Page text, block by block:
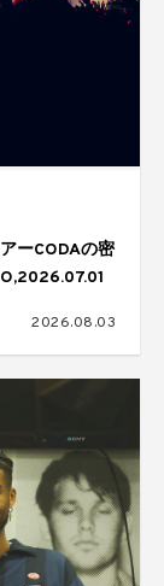
ーCODAの密
2026.08.03